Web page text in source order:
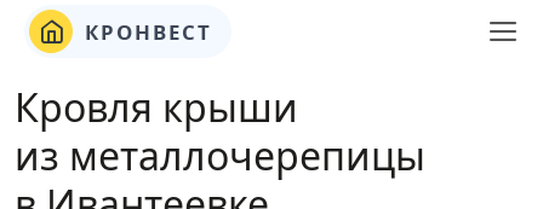
КРОНВЕСТ
Кровля крыши
из металлочерепицы